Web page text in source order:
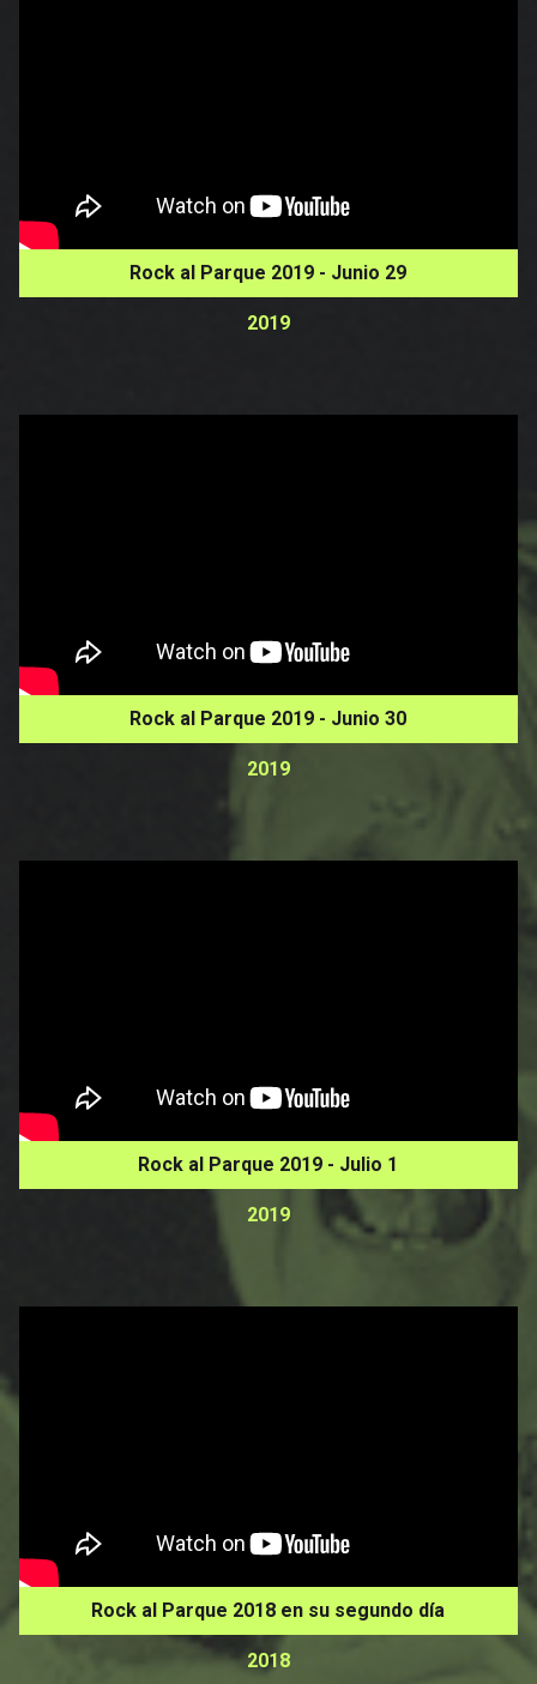
Rock al Parque 2019 - Junio 29
2019
Rock al Parque 2019 - Junio 30
2019
Rock al Parque 2019 - Julio 1
2019
Rock al Parque 2018 en su segundo día
2018